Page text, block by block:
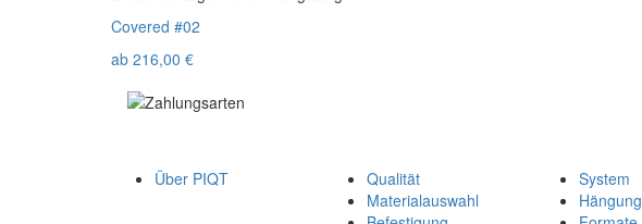
Covered #02
ab 216,00 €
Über PIQT
Qualität
Materialauswahl
System
Hängung